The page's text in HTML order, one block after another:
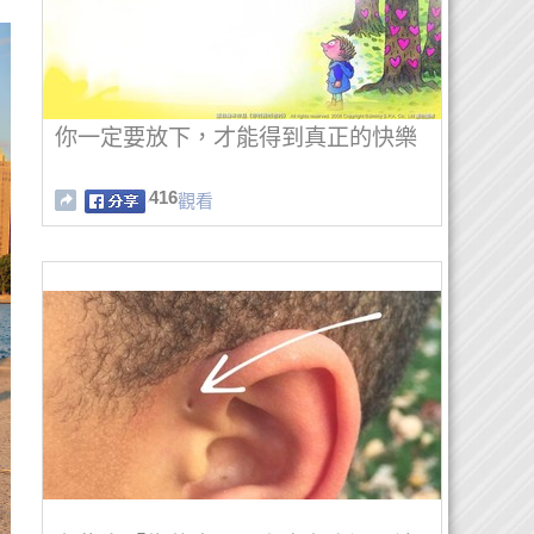
你一定要放下，才能得到真正的快樂
416觀看